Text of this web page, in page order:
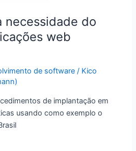
necessidade do
web
de software / Kico
de implantação em
usando como exemplo o